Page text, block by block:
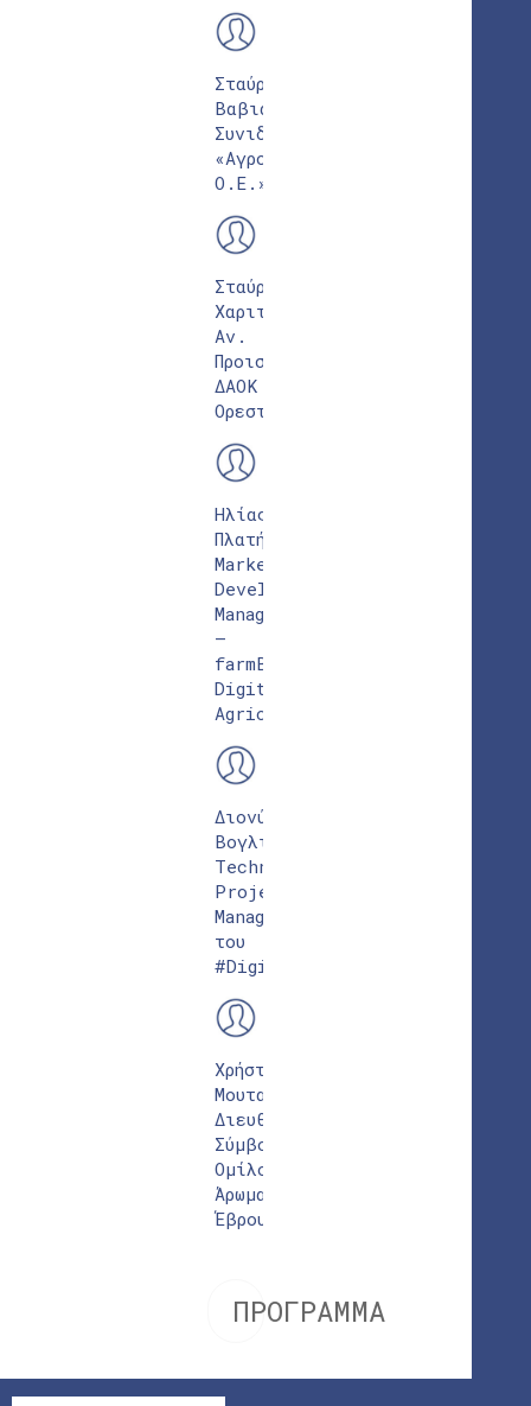
Σταύρος
Βαβιάς
Συνιδρυτής
«Αγροσύμβουλος
Ο.Ε.»
Σταύρος
Χαριτούδης
Αν.
Προιστάμενος
ΔΑΟΚ
Ορεστιάδας
Ηλίας
Πλατής
Market
Development
Manager
–
farmB
Digital
Agriculture
Διονύσης
Βογλίτσης
Technical
Project
Manager
του
#DigiAgriFood
Χρήστος
Μουταφίδης
Διευθύνων
Σύμβουλος
Ομίλου
Άρωμα
Έβρου
ΠΡΟΓΡΑΜΜΑ